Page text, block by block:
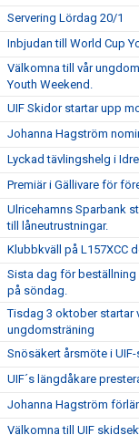
Servering Lördag 20/1
Inbjudan till World Cup
Välkomna till vår
Youth Weekend.
UIF Skidor startar upp
Johanna Hagström
Lyckad tävlingshelg i Idre
Premiär i Gällivare för
Ulricehamns Sparbank
till låneutrustningar.
Klubbkväll på L157XCC
Sista dag för beställning
på söndag.
Tisdag 3 oktober startar
ungdomsträning
Snösäkert årsmöte i
UIF´s längdåkare
Johanna Hagström
Välkomna till UIF